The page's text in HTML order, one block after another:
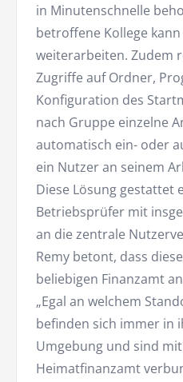
in Minutenschnelle
betroffene Kollege
weiterarbeiten. Zudem
Zugriffe auf Ordner,
Konfiguration des
nach Gruppe einzelne
automatisch ein- oder
ein Nutzer an seinem
Diese Lösung gestattet
Betriebsprüfer mit
an die zentrale
Remy betont, dass
beliebigen Finanzamt
„Egal an welchem
befinden sich immer in
Umgebung und sind
Heimatfinanzamt